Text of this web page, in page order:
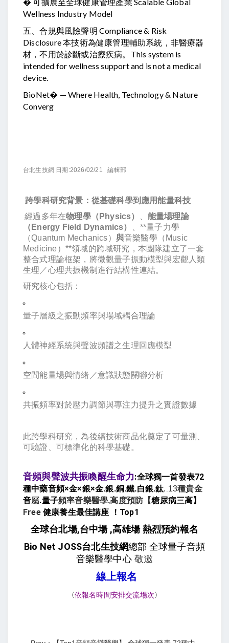
Wellness Industry Model
五、合規與風險聲明 Compliance & Risk
Disclosure 本技術為健康管理輔助系統，非醫療器
材，不用於診斷或治療疾病。This system is
intended for wellness support and is not a medical
device.
BioNet� — Where Health, Technology & Nature
Converg
台北生技網 日期:2026/02/21 編輯部
跨學科研究背景：從基礎科學到應用能量科技
經過多年在物理學（Physics）
能量場理論
（Energy Field Dynamics）
、**量子力學
（Quantum Mechanics） 與音樂醫學（Music
Medicine）**領域的跨域研究，本團隊建立了一套
整合式理論框架，將微觀量子振動模型與宏觀人類
生理／心理共振機制進行結構性連結。
研究核心包括：
量子層級之振動頻率與場域耦合理論
人體神經系統與聲波頻譜之生理回應模型
空間能量場與情緒／意識狀態關聯分析
共振頻率對於壓力調節與專注力提升之實證數據
此跨學科研究，為後續技術商品化奠定了可量測、
可驗證、可標準化的科學基礎。
音頻與聲波共振喚醒生命力:全球獨一首發表72
種中藥音頻×金×銀×金.銀.銅.鐵.白銀.鈦. .13種貴金
音屬.量子頻率音樂醫學,高度預防【糖尿病三高】
Free 健康養生最佳講座 ！Top1
全球台北場,台中場 ,高雄場 熱烈預約報名
Bio Net JOSS台北生技網總部 全球量子音頻
音樂醫學中心 敬邀
線上報名
〈依報名時間安排交流場次〉